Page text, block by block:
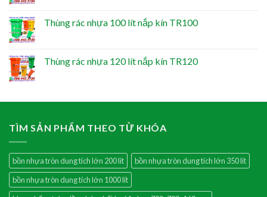
Thùng rác nhựa 100 lít nắp kín TR100
Thùng rác nhựa 120 lít nắp kín TR120
TÌM SẢN PHẨM THEO TỪ KHÓA
bồn nhựa tròn dung tích lớn 200 lít
bồn nhựa tròn dung tích lớn 350 lít
bồn nhựa tròn dung tích lớn 1000 lít